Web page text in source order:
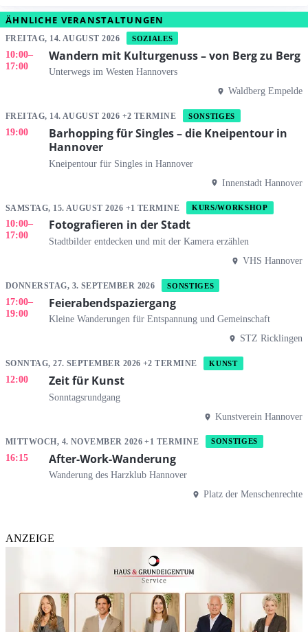
ÄHNLICHE VERANSTALTUNGEN
FREITAG, 14. AUGUST 2026 SOZIALES
10:00–
17:00
Wandern mit Kulturgenuss – von Berg zu Berg
Unterwegs im Westen Hannovers
Waldberg Empelde
FREITAG, 14. AUGUST 2026 +2 TERMINE SONSTIGES
19:00
Barhopping für Singles – die Kneipentour in
Hannover
Kneipentour für Singles in Hannover
Innenstadt Hannover
SAMSTAG, 15. AUGUST 2026 +1 TERMINE KURS/WORKSHOP
10:00–
17:00
Fotografieren in der Stadt
Stadtbilder entdecken und mit der Kamera erzählen
VHS Hannover
DONNERSTAG, 3. SEPTEMBER 2026 SONSTIGES
17:00–
19:00
Feierabendspaziergang
Kleine Wanderungen für Entspannung und Gemeinschaft
STZ Ricklingen
SONNTAG, 27. SEPTEMBER 2026 +2 TERMINE KUNST
12:00 Zeit für Kunst
Sonntagsrundgang
Kunstverein Hannover
MITTWOCH, 4. NOVEMBER 2026 +1 TERMINE SONSTIGES
16:15 After-Work-Wanderung
Wanderung des Harzklub Hannover
Platz der Menschenrechte
ANZEIGE